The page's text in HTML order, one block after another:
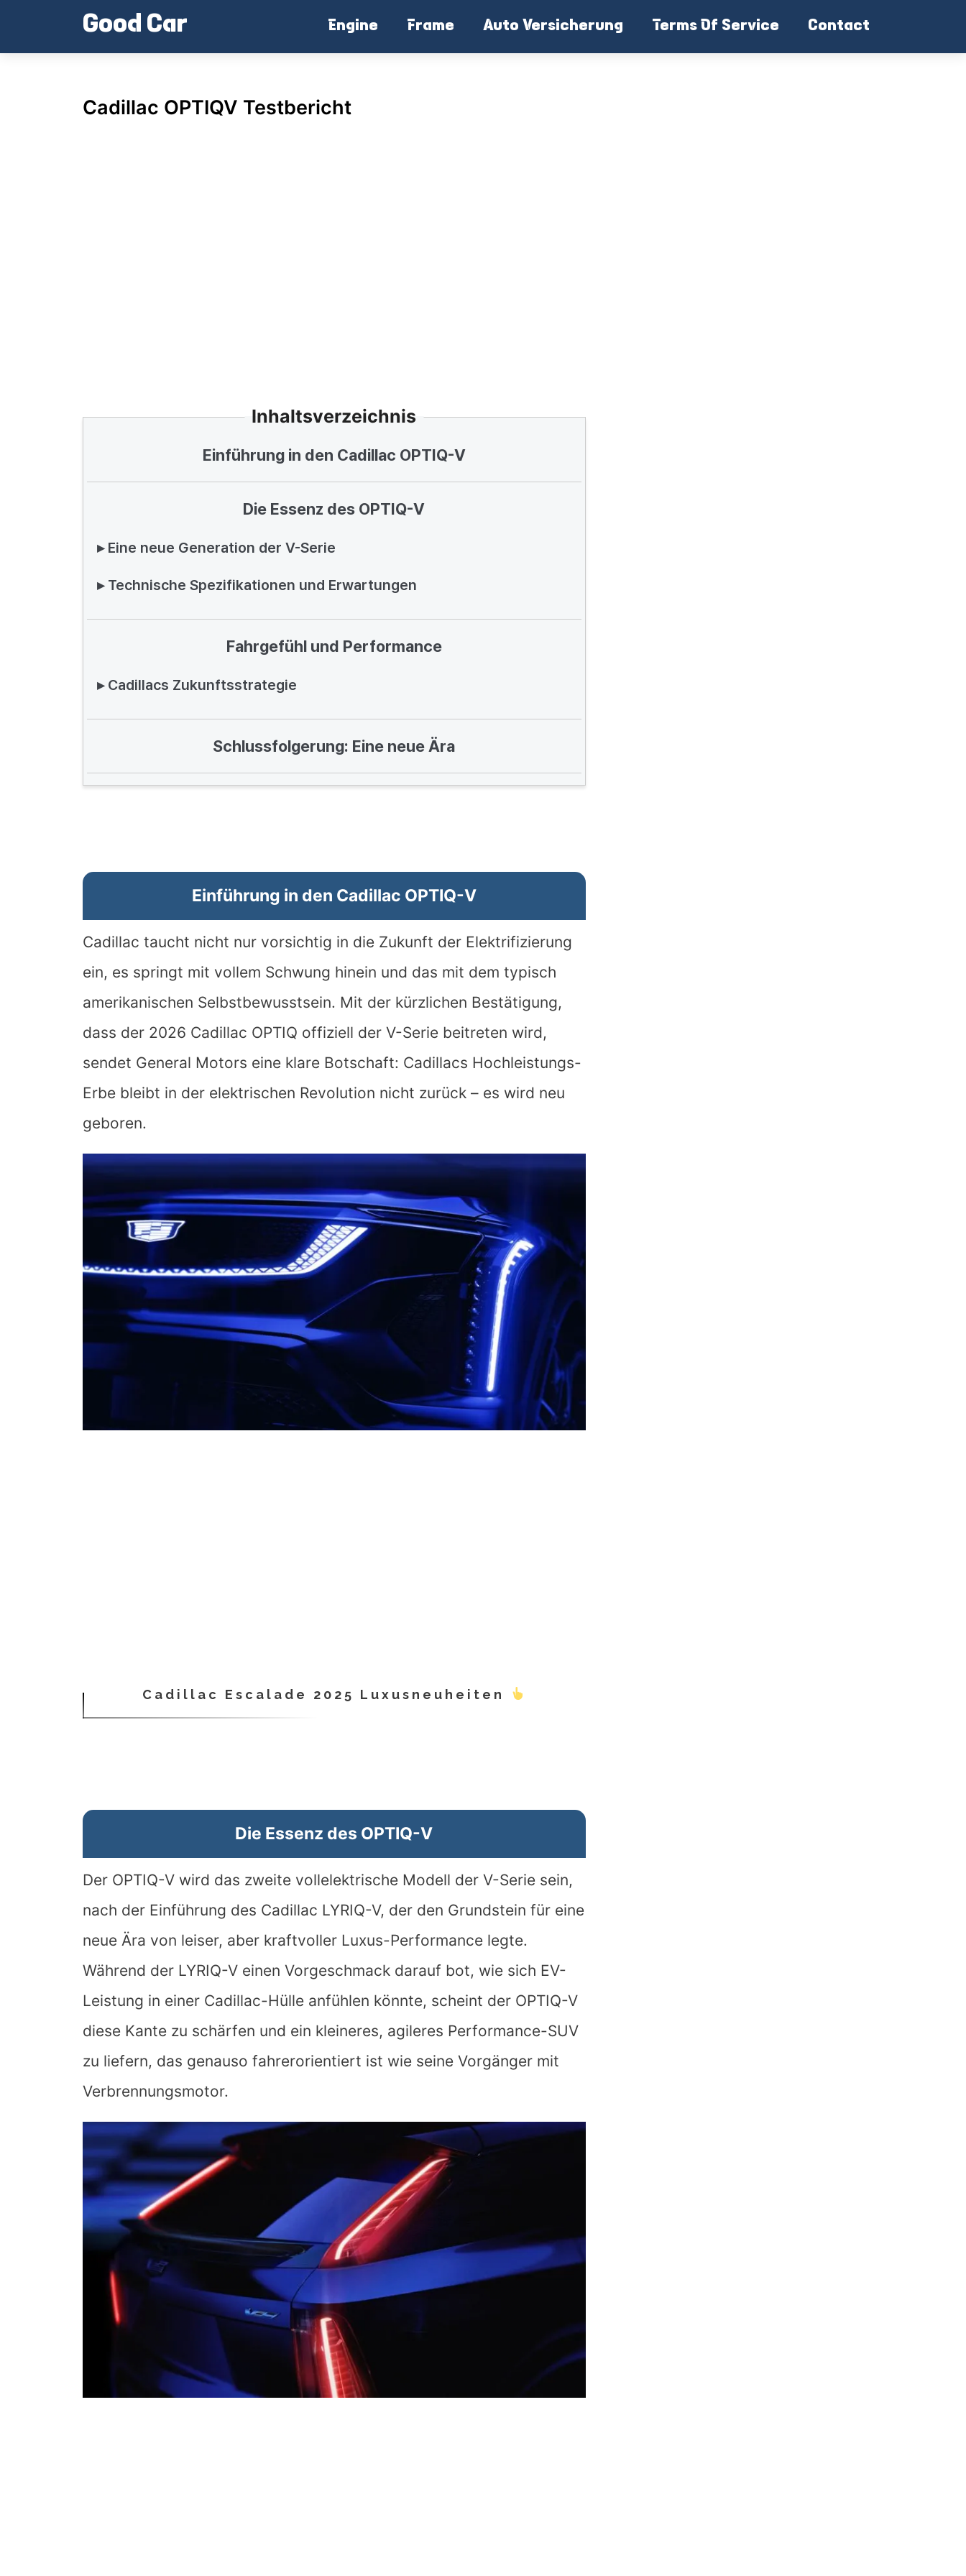
Good Car Engine Frame Auto Versicherung Terms Of Service Contact
Cadillac OPTIQV Testbericht
Inhaltsverzeichnis
Einführung in den Cadillac OPTIQ-V
Die Essenz des OPTIQ-V
▸ Eine neue Generation der V-Serie
▸ Technische Spezifikationen und Erwartungen
Fahrgefühl und Performance
▸ Cadillacs Zukunftsstrategie
Schlussfolgerung: Eine neue Ära
Einführung in den Cadillac OPTIQ-V
Cadillac taucht nicht nur vorsichtig in die Zukunft der Elektrifizierung
ein, es springt mit vollem Schwung hinein und das mit dem typisch
amerikanischen Selbstbewusstsein. Mit der kürzlichen Bestätigung,
dass der 2026 Cadillac OPTIQ offiziell der V-Serie beitreten wird,
sendet General Motors eine klare Botschaft: Cadillacs Hochleistungs-
Erbe bleibt in der elektrischen Revolution nicht zurück – es wird neu
geboren.
Cadillac Escalade 2025 Luxusneuheiten
Die Essenz des OPTIQ-V
Der OPTIQ-V wird das zweite vollelektrische Modell der V-Serie sein,
nach der Einführung des Cadillac LYRIQ-V, der den Grundstein für eine
neue Ära von leiser, aber kraftvoller Luxus-Performance legte.
Während der LYRIQ-V einen Vorgeschmack darauf bot, wie sich EV-
Leistung in einer Cadillac-Hülle anfühlen könnte, scheint der OPTIQ-V
diese Kante zu schärfen und ein kleineres, agileres Performance-SUV
zu liefern, das genauso fahrerorientiert ist wie seine Vorgänger mit
Verbrennungsmotor.